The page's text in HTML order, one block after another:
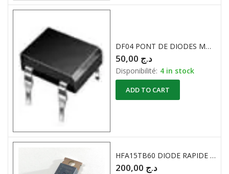
DF04 PONT DE DIODES MONO 400V / 1A
د.ج
Disponibilité: 4 in stock
ADD TO CART
HFA15TB60 DIODE RAPIDE 600V / 15A
د.ج